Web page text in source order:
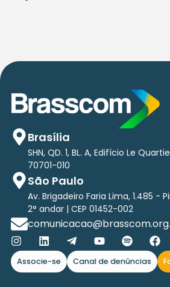
Brasília
SHN, QD. 1, BL. A, Edifício Le
70701-010
São Paulo
Av. Brigadeiro Faria Lima, 1.485 -
2° andar | CEP 01452-002
Associe-se Canal de denúncias